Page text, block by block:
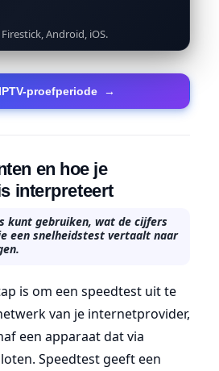
Android, iOS.
proefperiode →
en hoe je
interpreteert
kunt gebruiken, wat de cijfers
een snelheidstest vertaalt naar
is om een speedtest uit te
van je internetprovider,
een apparaat dat via
Speedtest geeft een